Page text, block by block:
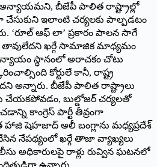
బీజేపీ పాలిత రాష్ట్రాల్లో
చేసుకుని ఇలాంటి చర్యలకు పాల్పడటం
‘రూల్‌ ఆఫ్‌ ‌లా’ ప్రకారం పాలన సాగే
ఖర్గే సామాజిక మాధ్యమం
న్యాయం స్థానంలో అరాచకం చోటు
కోర్టులే కానీ, రాష్ట్ర
అన్నారు. బీజేపీ పాలిత రాష్ట్రాలు
చేయకపోవడం, బుల్డోజర్‌ ‌చర్యలతో
కాంగ్రెస్‌ ‌పార్టీ తీవ్రంగా
హాజి షెహజాద్‌ అలీ బంగ్లాను మధ్యప్రదేశ్‌
నేపథ్యంలో ఖర్గే తాజా వ్యాఖ్యలు
అధికారులపై రాళ్లు రువ్విన ఘటనలో
ఉన్నారు.